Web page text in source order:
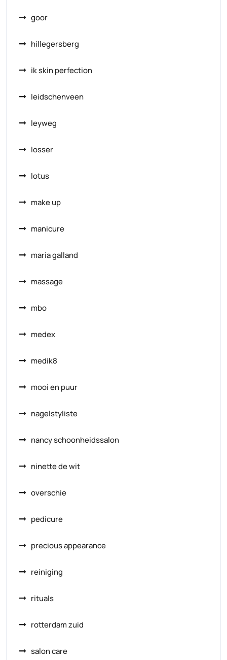
goor
hillegersberg
ik skin perfection
leidschenveen
leyweg
losser
lotus
make up
manicure
maria galland
massage
mbo
medex
medik8
mooi en puur
nagelstyliste
nancy schoonheidssalon
ninette de wit
overschie
pedicure
precious appearance
reiniging
rituals
rotterdam zuid
salon care